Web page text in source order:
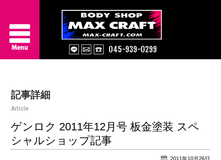
045-939-0299
About Us
Works
Information
記事詳細
Article
ゲンロク 2011年12月号 板金塗装 スペ
シャルショップ記事
2011年10月26日